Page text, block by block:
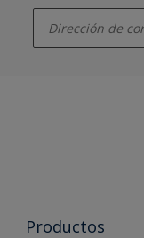
Productos